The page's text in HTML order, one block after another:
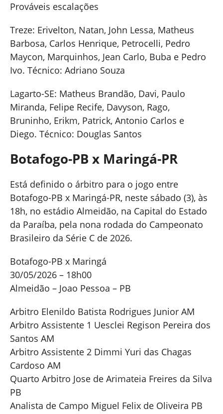
Prováveis escalações
Treze: Erivelton, Natan, John Lessa, Matheus
Barbosa, Carlos Henrique, Petrocelli, Pedro
Maycon, Marquinhos, Jean Carlo, Buba e Pedro
Ivo. Técnico: Adriano Souza
Lagarto-SE: Matheus Brandão, Davi, Paulo
Miranda, Felipe Recife, Davyson, Rago,
Bruninho, Erikm, Patrick, Antonio Carlos e
Diego. Técnico: Douglas Santos
Botafogo-PB x Maringá-PR
Está definido o árbitro para o jogo entre
Botafogo-PB x Maringá-PR, neste sábado (3), às
18h, no estádio Almeidão, na Capital do Estado
da Paraíba, pela nona rodada do Campeonato
Brasileiro da Série C de 2026.
Botafogo-PB x Maringá
30/05/2026 – 18h00
Almeidão – Joao Pessoa – PB
Arbitro Elenildo Batista Rodrigues Junior AM
Arbitro Assistente 1 Uesclei Regison Pereira dos
Santos AM
Arbitro Assistente 2 Dimmi Yuri das Chagas
Cardoso AM
Quarto Arbitro Jose de Arimateia Freires da Silva
PB
Analista de Campo Miguel Felix de Oliveira PB